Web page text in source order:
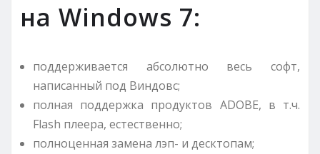
на Windows 7:
поддерживается абсолютно весь софт,
написанный под Виндовс;
полная поддержка продуктов ADOBE, в т.ч.
Flash плеера, естественно;
полноценная замена лэп- и десктопам;